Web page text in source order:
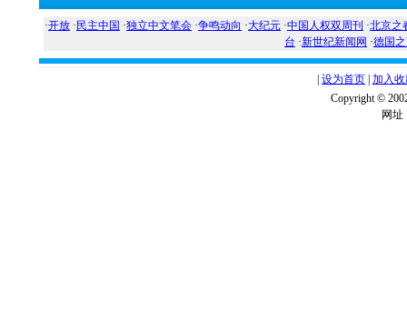
·开放 · 民主中国 ·独立中文笔会 ·争鸣动向 ·大纪元 ·中国人权双周刊 ·北京之
台 ·新世纪新闻网 ·德国
设为首页 加入
Copyright ©
网址